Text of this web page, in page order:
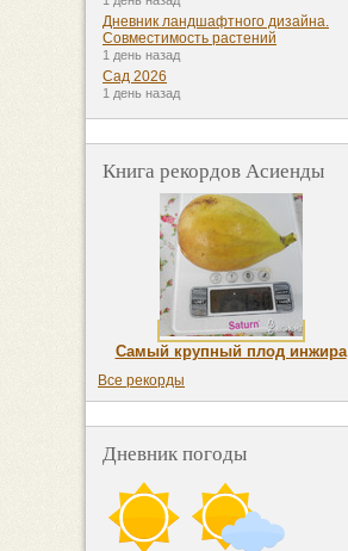
Дневник ландшафтного дизайна.
Совместимость растений
1 день назад
Сад 2026
1 день назад
Книга рекордов Асиенды
Самый крупный плод инжира
Все рекорды
Дневник погоды